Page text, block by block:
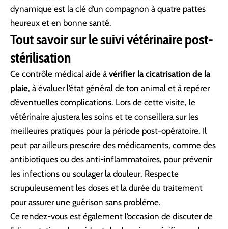
dynamique est la clé d’un compagnon à quatre pattes
heureux et en bonne santé.
Tout savoir sur le suivi vétérinaire post-
stérilisation
Ce contrôle médical aide à vérifier la cicatrisation de la
plaie, à évaluer l’état général de ton animal et à repérer
d’éventuelles complications. Lors de cette visite, le
vétérinaire ajustera les soins et te conseillera sur les
meilleures pratiques pour la période post-opératoire. Il
peut par ailleurs prescrire des médicaments, comme des
antibiotiques ou des anti-inflammatoires, pour prévenir
les infections ou soulager la douleur. Respecte
scrupuleusement les doses et la durée du traitement
pour assurer une guérison sans problème.
Ce rendez-vous est également l’occasion de discuter de